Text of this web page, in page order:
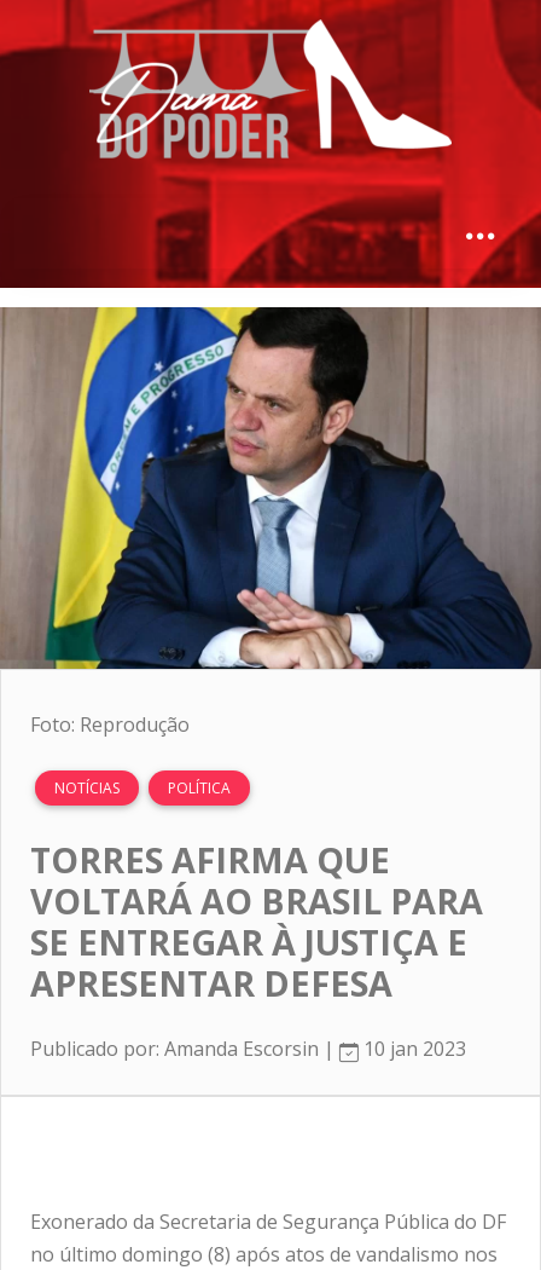
Foto: Reprodução
NOTÍCIAS POLÍTICA
TORRES AFIRMA QUE
VOLTARÁ AO BRASIL PARA
SE ENTREGAR À JUSTIÇA E
APRESENTAR DEFESA
Publicado por: Amanda Escorsin | 10 jan 2023
Exonerado da Secretaria de Segurança Pública do DF
no último domingo (8) após atos de vandalismo nos